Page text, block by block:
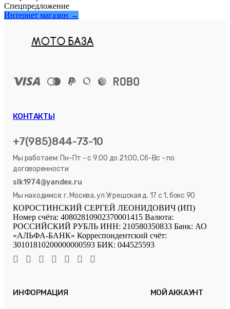
Спецпредложение
Интернет магазин →
КОНТАКТЫ
+7(985)844-73-10
Мы работаем: Пн-Пт - с 9:00 до 21:00, Сб-Вс - по
договоренности
slk1974@yandex.ru
Мы находимся: г. Москва, ул Угрешская д. 17 с 1, бокс 90
КОРОСТИНСКИЙ СЕРГЕЙ ЛЕОНИДОВИЧ (ИП)
Номер счёта: 40802810902370001415 Валюта:
РОССИЙСКИЙ РУБЛЬ ИНН: 210580350833 Банк: АО
«АЛЬФА-БАНК» Корреспондентский счёт:
30101810200000000593 БИК: 044525593
ИНФОРМАЦИЯ МОЙ АККАУНТ